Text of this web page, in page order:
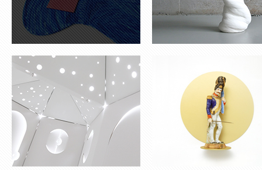
VASE ‘ONCE UPON A TIME’ MIROIR ‘ÉCLAT’